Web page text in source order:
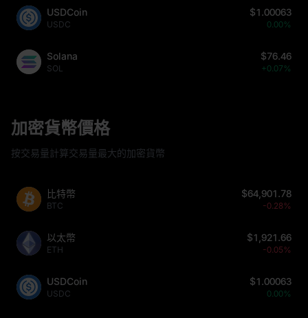
USDCoin
USDC
$1.00063
0.00%
Solana
SOL
$76.46
+0.07%
加密貨幣價格
按交易量計算交易量最大的加密貨幣
比特幣
BTC
$64,901.78
-0.28%
以太幣
ETH
$1,921.66
-0.05%
USDCoin
USDC
$1.00063
0.00%